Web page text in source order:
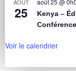
AOÛT
25
août 25 @
Kenya –
Voir le calendrier